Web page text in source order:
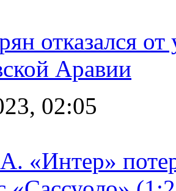
отказался от
Аравии
02:05
«Интер»